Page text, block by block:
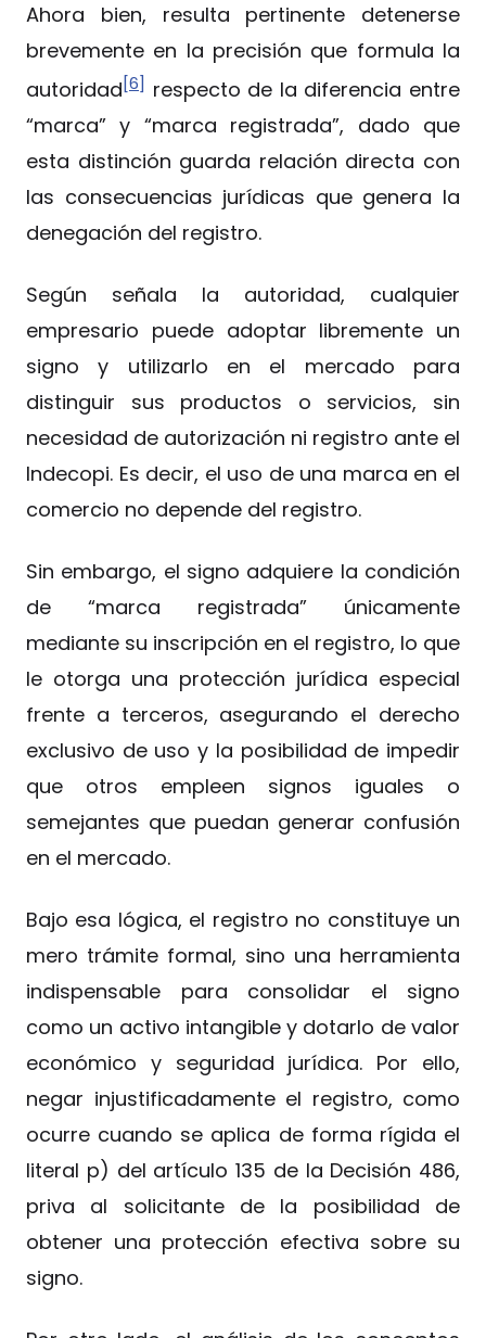
Ahora bien, resulta pertinente detenerse
brevemente en la precisión que formula la
autoridad[6] respecto de la diferencia entre
“marca” y “marca registrada”, dado que
esta distinción guarda relación directa con
las consecuencias jurídicas que genera la
denegación del registro.
Según señala la autoridad, cualquier
empresario puede adoptar libremente un
signo y utilizarlo en el mercado para
distinguir sus productos o servicios, sin
necesidad de autorización ni registro ante el
Indecopi. Es decir, el uso de una marca en el
comercio no depende del registro.
Sin embargo, el signo adquiere la condición
de “marca registrada” únicamente
mediante su inscripción en el registro, lo que
le otorga una protección jurídica especial
frente a terceros, asegurando el derecho
exclusivo de uso y la posibilidad de impedir
que otros empleen signos iguales o
semejantes que puedan generar confusión
en el mercado.
Bajo esa lógica, el registro no constituye un
mero trámite formal, sino una herramienta
indispensable para consolidar el signo
como un activo intangible y dotarlo de valor
económico y seguridad jurídica. Por ello,
negar injustificadamente el registro, como
ocurre cuando se aplica de forma rígida el
literal p) del artículo 135 de la Decisión 486,
priva al solicitante de la posibilidad de
obtener una protección efectiva sobre su
signo.